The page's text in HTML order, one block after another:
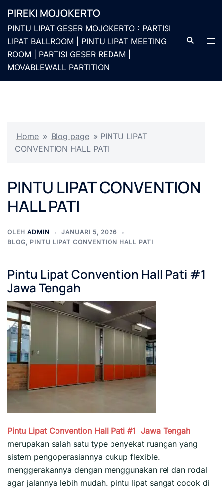
kePIREKI MOJOKERTO
PINTU LIPAT GESER MOJOKERTO : PARTISI
LIPAT BALLROOM | PINTU LIPAT MEETING
ROOM | PARTISI GESER REDAM |
MOVABLEWALL PARTITION
Cari
Home » Blog page » PINTU LIPAT
CONVENTION HALL PATI
PINTU LIPAT CONVENTION
HALL PATI
OLEH ADMIN
JANUARI 5, 2026
BLOG, PINTU LIPAT CONVENTION HALL PATI
Pintu Lipat Convention Hall Pati #1
Jawa Tengah
Pintu Lipat Convention Hall Pati #1 Jawa Tengah
merupakan salah satu type penyekat ruangan yang
sistem pengoperasiannya cukup flexible.
menggerakannya dengan menggunakan rel dan rodal
agar jalannya lebih mudah. pintu lipat sangat cocok di